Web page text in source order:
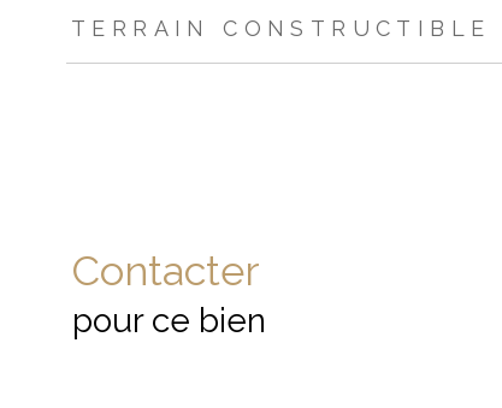
TERRAIN CONSTRUCTIBLE
Contacter
pour ce bien